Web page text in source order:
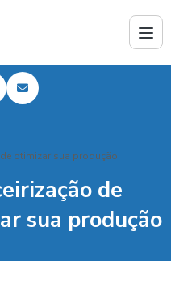
otimizar sua produção
de
sua produção